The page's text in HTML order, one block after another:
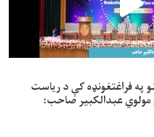
په فراغتغونډه کې د ریاست
مولوي عبدالکبیر صاحب: